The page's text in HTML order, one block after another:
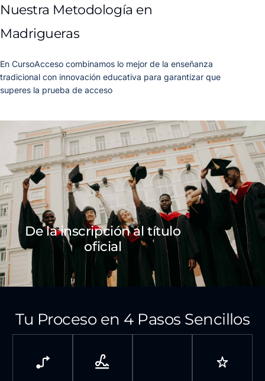
Nuestra Metodología en
Madrigueras
En CursoAcceso combinamos lo mejor de la enseñanza
tradicional con innovación educativa para garantizar que
superes la prueba de acceso
De la inscripción al título
oficial
Tu Proceso en 4 Pasos Sencillos